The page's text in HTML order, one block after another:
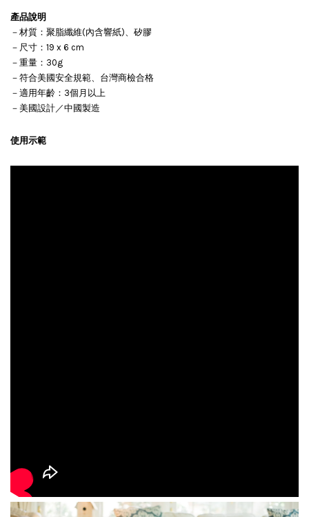
產品說明
－材質：聚脂纖維(內含響紙)、矽膠
－尺寸：19 x 6 cm
－重量：30g
－符合美國安全規範、台灣商檢合格
－適用年齡：3個月以上
－美國設計／中國製造
使用示範